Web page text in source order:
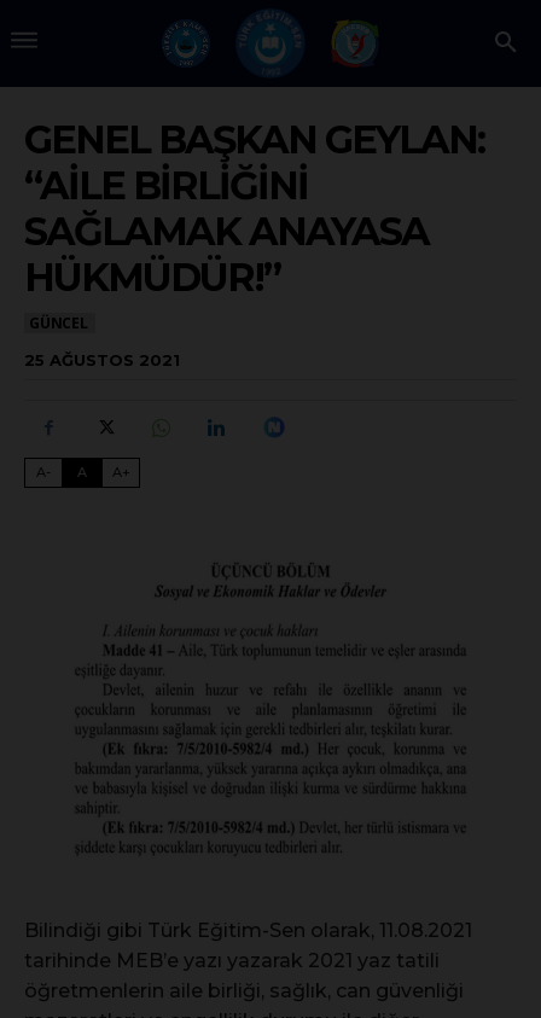
GENEL BAŞKAN GEYLAN:
“AİLE BİRLİĞİNİ
SAĞLAMAK ANAYASA
HÜKMÜDÜR!”
GÜNCEL
25 AĞUSTOS 2021
A- A A+
Bilindiği gibi Türk Eğitim-Sen olarak, 11.08.2021
tarihinde MEB’e yazı yazarak 2021 yaz tatili
öğretmenlerin aile birliği, sağlık, can güvenliği